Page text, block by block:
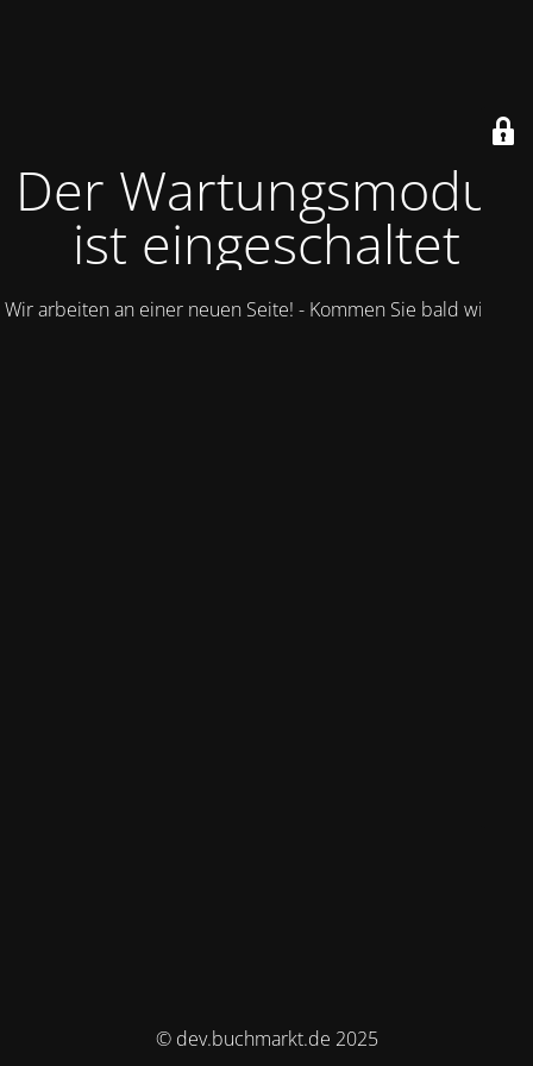
Der Wartungsmodus
ist eingeschaltet
Wir arbeiten an einer neuen Seite! - Kommen Sie bald wieder.
© dev.buchmarkt.de 2025